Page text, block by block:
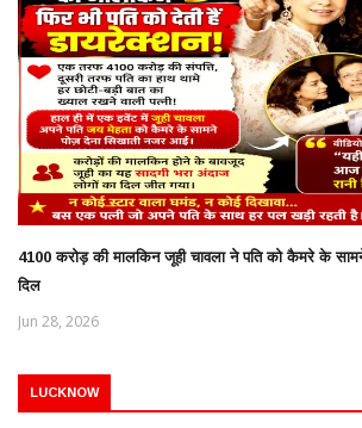
4100 करोड़ की मालकिन जूही चावला ने पति को कैमरे के सामने
दिल
Jun 28, 2026
LUCKNOW